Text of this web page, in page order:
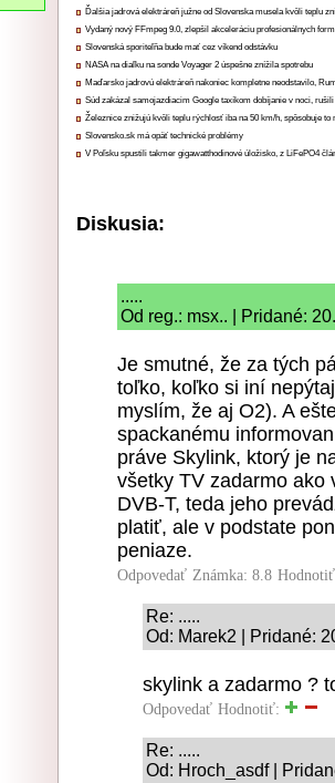
Ďalšia jadrová elektráreň južne od Slovenska musela kvôli teplu
Vydaný nový FFmpeg 9.0, zlepšil akceleráciu profesionálnych
Slovenská sporiteľňa bude mať cez víkend odstávku
NASA na diaľku na sonde Voyager 2 úspešne znížila spotrebu
Maďarsko jadrovú elektráreň nakoniec kompletne neodstavilo,
Súd zakázal samojazdiacim Google taxíkom dobíjanie v noci,
Železnice znižujú kvôli teplu rýchlosť iba na 50 km/h, spôsobuje to
Slovensko.sk má opäť technické problémy
V Poľsku spustili takmer gigawatthodinové úložisko, z LiFePO4
Diskusia:
.....
Od reg.: msx.. | Pridané:
Je smutné, že za tých
toľko, koľko si iní
myslím, že aj O2). A
spackanému
práve Skylink, ktorý je
všetky TV zadarmo ako
DVB-T, teda jeho
platiť, ale v podstate
peniaze.
Odpovedať Známka: 8.8
Re: .....
Od: Marek2 | Pridané:
skylink a zadarmo ?
Odpovedať Hodnotiť:
Re: .....
Od: Hroch_asdf |